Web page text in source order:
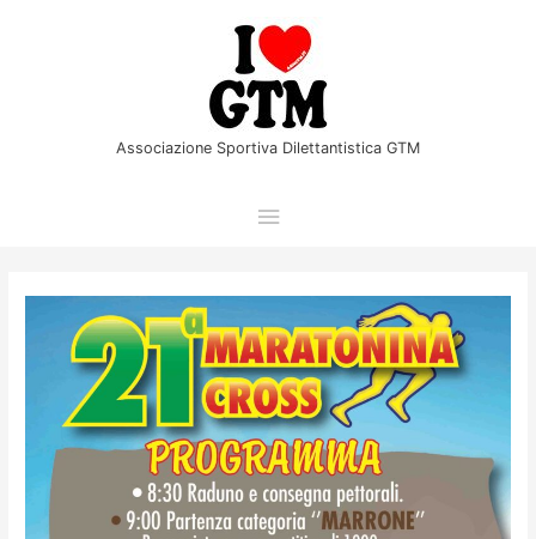
Associazione Sportiva Dilettantistica GTM
Menu
principale